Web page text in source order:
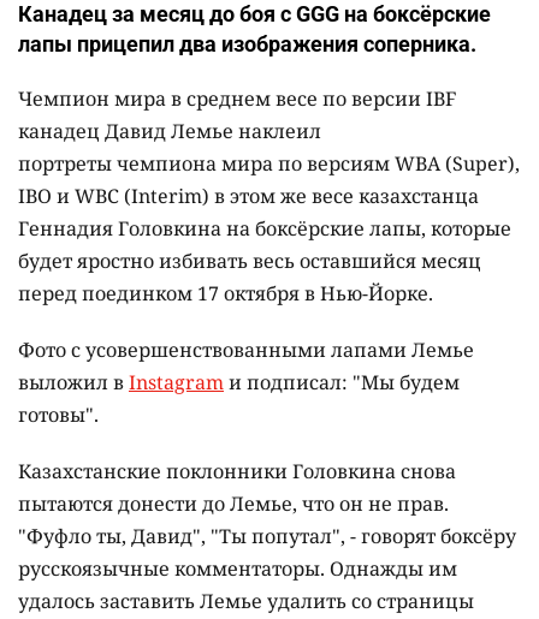
Канадец за месяц до боя с GGG на боксёрские
лапы прицепил два изображения соперника.
Чемпион мира в среднем весе по версии IBF
канадец Давид Лемье наклеил
портреты чемпиона мира по версиям WBA (Super),
IBO и WBC (Interim) в этом же весе казахстанца
Геннадия Головкина на боксёрские лапы, которые
будет яростно избивать весь оставшийся месяц
перед поединком 17 октября в Нью-Йорке.
Фото с усовершенствованными лапами Лемье
выложил вInstagramи подписал: "Мы будем
готовы".
Казахстанские поклонники Головкина снова
пытаются донести до Лемье, что он не прав.
"Фуфло ты, Давид", "Ты попутал", - говорят боксёру
русскоязычные комментаторы. Однажды им
удалось заставить Лемье удалить со страницы